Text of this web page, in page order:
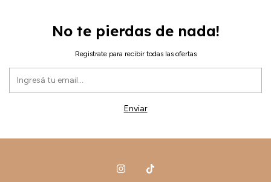
No te pierdas de nada!
Registrate para recibir todas las ofertas